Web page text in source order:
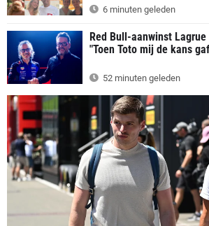
6 minuten geleden
Red Bull-aanwinst
"Toen Toto mij de kans
52 minuten geleden